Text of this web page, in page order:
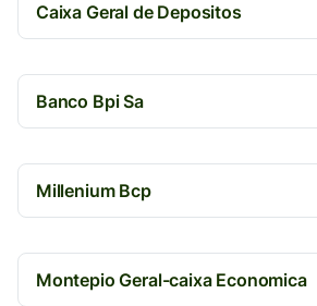
Caixa Geral de Depositos
Banco Bpi Sa
Millenium Bcp
Montepio Geral-caixa Economica